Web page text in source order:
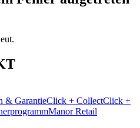
& GarantieClick + CollectClick +
Manor Retail